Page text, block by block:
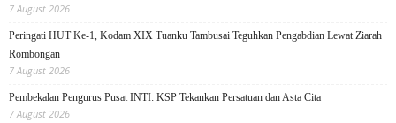
7 August 2026
Peringati HUT Ke-1, Kodam XIX Tuanku Tambusai Teguhkan Pengabdian Lewat Ziarah
Rombongan
7 August 2026
Pembekalan Pengurus Pusat INTI: KSP Tekankan Persatuan dan Asta Cita
7 August 2026